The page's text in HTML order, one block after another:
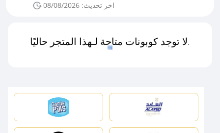
اخر تحديث: 08/08/2026
لا توجد كوبونات متاحة لـهذا المتجر حاليًا.